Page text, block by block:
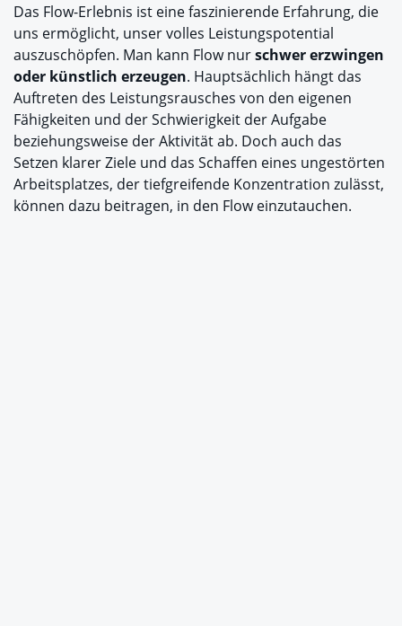
Das Flow-Erlebnis ist eine faszinierende Erfahrung, die
uns ermöglicht, unser volles Leistungspotential
auszuschöpfen. Man kann Flow nurschwer erzwingen
oder künstlich erzeugen. Hauptsächlich hängt das
Auftreten des Leistungsrausches von den eigenen
Fähigkeiten und der Schwierigkeit der Aufgabe
beziehungsweise der Aktivität ab. Doch auch das
Setzen klarer Ziele und das Schaffen eines ungestörten
Arbeitsplatzes, der tiefgreifende Konzentration zulässt,
können dazu beitragen, in den Flow einzutauchen.